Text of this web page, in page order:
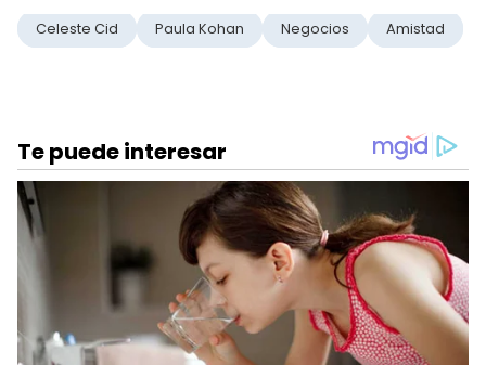
Celeste Cid Paula Kohan Negocios Amistad